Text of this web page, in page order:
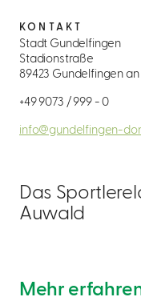
Das
Auwald
Mehr
KONTAKT
Stadt Gundelfingen
Stadionstraße
89423 Gundelfingen
+49 9073 / 999 - 0
info@gundelfingen-